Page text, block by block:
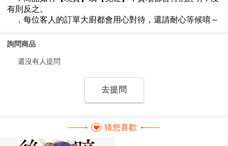
詢問商品
還沒有人提問
去提問
猜您喜歡